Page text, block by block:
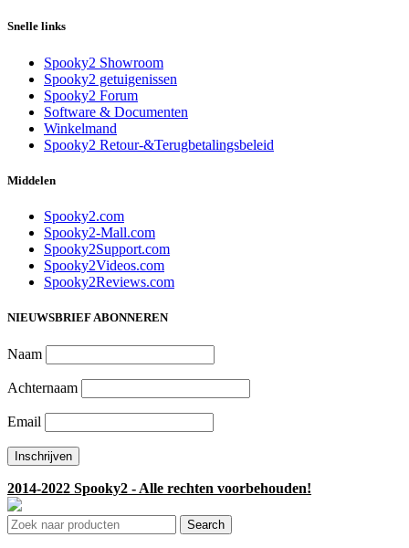
Snelle links
Spooky2 Showroom
Spooky2 getuigenissen
Spooky2 Forum
Software & Documenten
Winkelmand
Spooky2 Retour-&Terugbetalingsbeleid
Middelen
Spooky2.com
Spooky2-Mall.com
Spooky2Support.com
Spooky2Videos.com
Spooky2Reviews.com
NIEUWSBRIEF ABONNEREN
Naam
Achternaam
Email
2014-2022 Spooky2 - Alle rechten voorbehouden!
Search